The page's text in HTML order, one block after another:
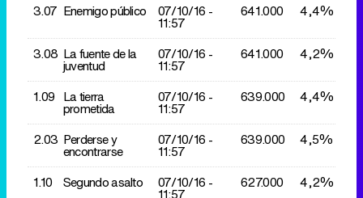
3.07 Enemigo público 07/10/16 -
11:57
641.000 4,4%
3.08 La fuente de la
juventud
07/10/16 -
11:57
641.000 4,2%
1.09 La tierra
prometida
07/10/16 -
11:57
639.000 4,4%
2.03 Perderse y
encontrarse
07/10/16 -
11:57
639.000 4,5%
1.10 Segundo asalto 07/10/16 -
11:57
627.000 4,2%